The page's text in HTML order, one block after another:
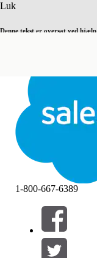
Luk
Denne tekst er oversat ved
Luk
Filtre (0)
VÆLG FILTRE
1-800-667-6389